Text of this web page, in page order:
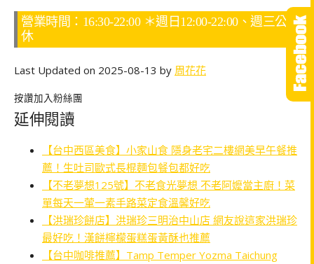
營業時間：16:30-22:00 ＊週日12:00-22:00、週三公
休
Last Updated on 2025-08-13 by 周花花
按讚加入粉絲團
延伸閱讀
【台中西區美食】小家山食 隱身老宅二樓網美早午餐推
薦！生吐司歐式長棍麵包餐包都好吃
【不老夢想125號】不老食光夢想 不老阿嬤當主廚！菜
單每天一葷一素手路菜定食溫馨好吃
【洪瑞珍餅店】洪瑞珍三明治中山店 網友說這家洪瑞珍
最好吃！漢餅檸檬蛋糕蛋黃酥也推薦
【台中咖啡推薦】Tamp Temper Yozma Taichung